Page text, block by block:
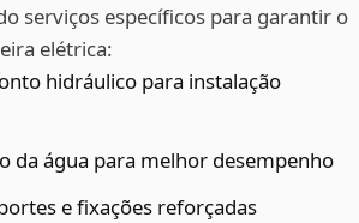
serviços específicos para garantir o
elétrica:
hidráulico para instalação
da água para melhor desempenho
e fixações reforçadas